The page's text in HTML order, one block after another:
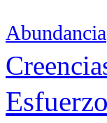
Abundancia
Esfuerzo